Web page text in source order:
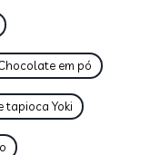
em pó
tapioca Yoki